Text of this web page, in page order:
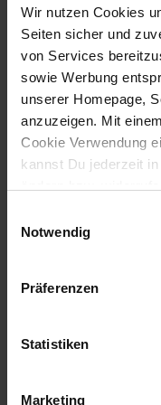
Wir nutzen Cookies
Seiten sicher und
von Services
sowie Werbung
unserer Homepage,
anzuzeigen. Mit
Cookie Verwendung
kannst Du jederzeit in
Notwendig
Präferenzen
Statistiken
Marketing
Material
Material
Produktgewicht:
Maße
EU-
Street69700Shumen
bis 3 Jahre
Artikelnummer:
Artikel gehört zur